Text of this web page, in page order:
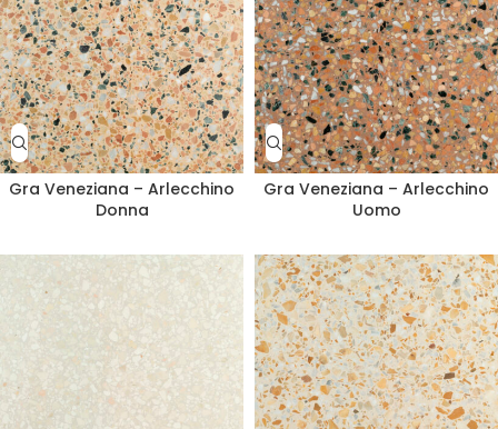
Gra Veneziana – Arlecchino
Donna
Gra Veneziana – Arlecchino
Uomo